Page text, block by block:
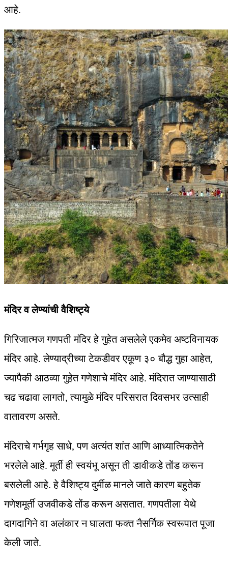
आहे.
मंदिर व लेण्यांची वैशिष्ट्ये
गिरिजात्मज गणपती मंदिर हे गुहेत असलेले एकमेव अष्टविनायक
मंदिर आहे. लेण्याद्रीच्या टेकडीवर एकूण ३० बौद्ध गुहा आहेत,
ज्यापैकी आठव्या गुहेत गणेशाचे मंदिर आहे. मंदिरात जाण्यासाठी
चढ चढावा लागतो, त्यामुळे मंदिर परिसरात दिवसभर उत्साही
वातावरण असते.
मंदिराचे गर्भगृह साधे, पण अत्यंत शांत आणि आध्यात्मिकतेने
भरलेले आहे. मूर्ती ही स्वयंभू असून ती डावीकडे तोंड करून
बसलेली आहे. हे वैशिष्ट्य दुर्मीळ मानले जाते कारण बहुतेक
गणेशमूर्ती उजवीकडे तोंड करून असतात. गणपतीला येथे
दागदागिने वा अलंकार न घालता फक्त नैसर्गिक स्वरूपात पूजा
केली जाते.